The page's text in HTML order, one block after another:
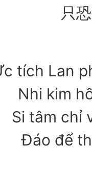
只
tích Lan
Nhi kim
Si tâm chỉ
Đáo để